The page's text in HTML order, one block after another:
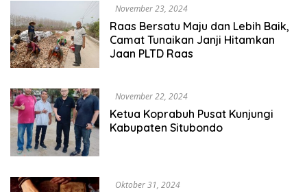
November 23, 2024
Raas Bersatu Maju dan Lebih Baik,
Camat Tunaikan Janji Hitamkan
Jaan PLTD Raas
November 22, 2024
Ketua Koprabuh Pusat Kunjungi
Kabupaten Situbondo
Oktober 31, 2024